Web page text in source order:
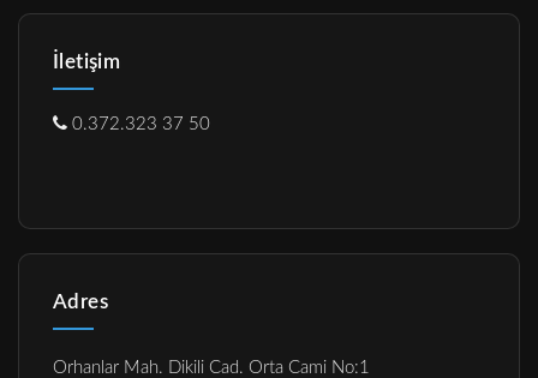
İletişim
0.372.323 37 50
Adres
Orhanlar Mah. Dikili Cad. Orta Cami No:1